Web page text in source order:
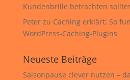
Kundenbrille betrachten
Peterzu Caching erklärt: So
WordPress-Caching-Plugins
Neueste Beiträge
Saisonpause clever nutzen –